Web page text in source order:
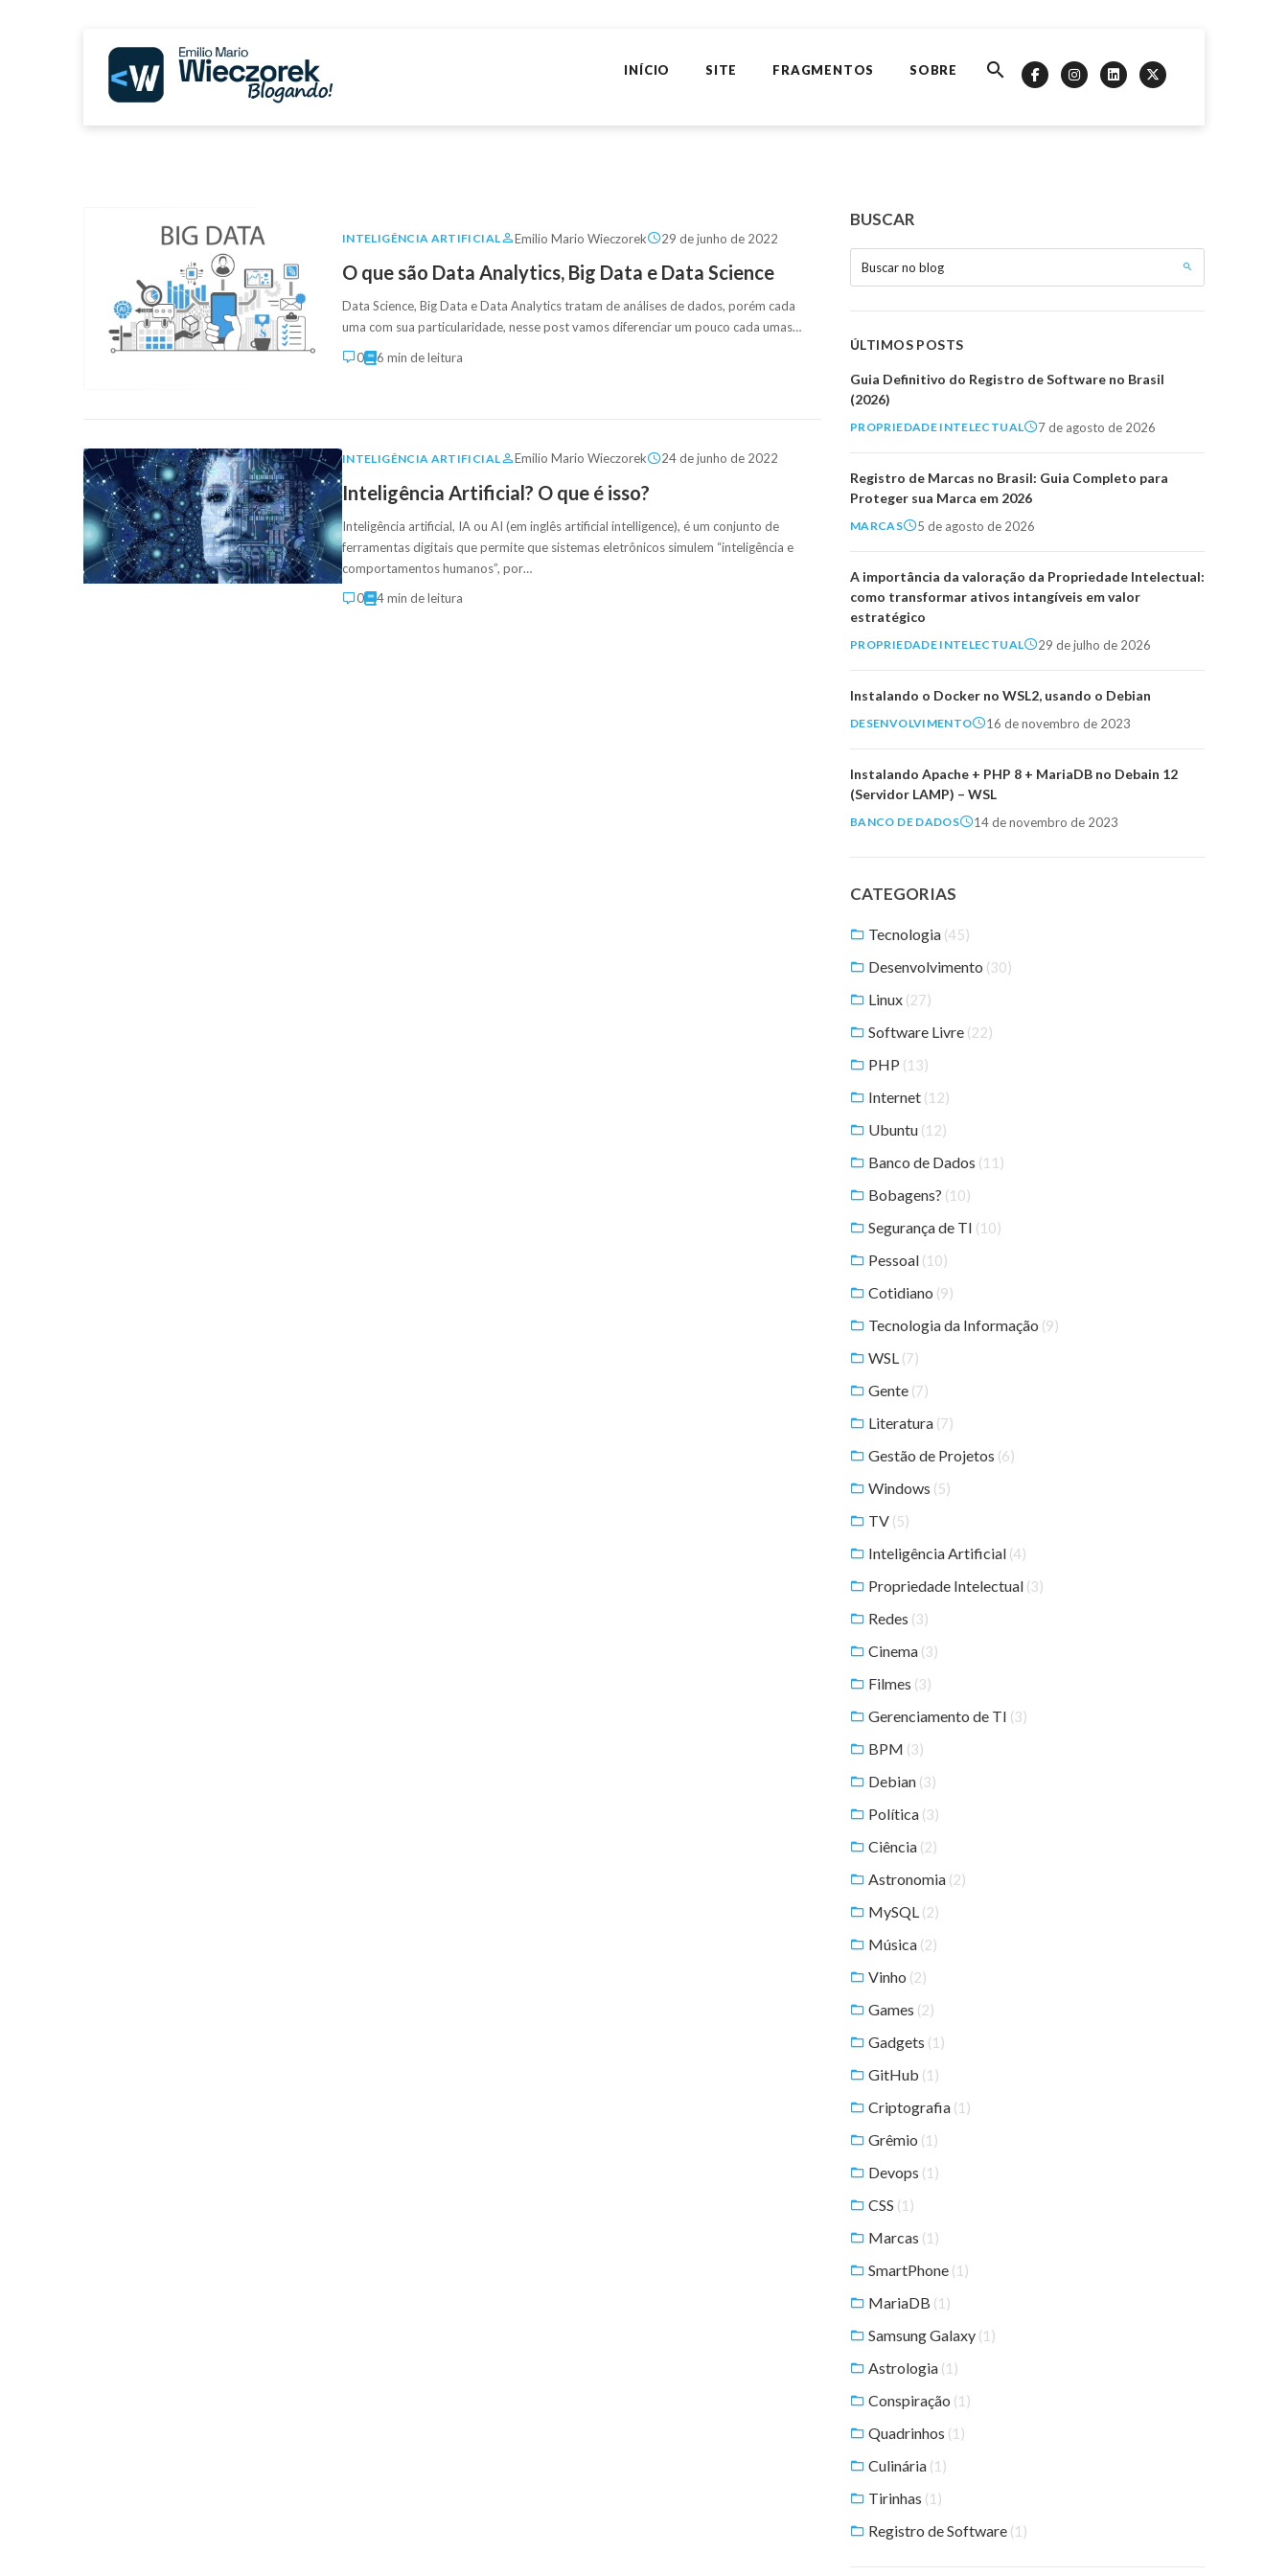
INÍCIO SITE FRAGMENTOS SOBRE
INTELIGÊNCIA ARTIFICIAL Emilio Mario Wieczorek 29 de junho de 2022
O que são Data Analytics, Big Data e Data Science
Data Science, Big Data e Data Analytics tratam de análises de dados, porém cada
uma com sua particularidade, nesse post vamos diferenciar um pouco cada umas…
0
6 min de leitura
INTELIGÊNCIA ARTIFICIAL Emilio Mario Wieczorek 24 de junho de 2022
Inteligência Artificial? O que é isso?
Inteligência artificial, IA ou AI (em inglês artificial intelligence), é um conjunto de
ferramentas digitais que permite que sistemas eletrônicos simulem “inteligência e
comportamentos humanos”, por…
0
4 min de leitura
BUSCAR
Buscar no blog
ÚLTIMOS POSTS
Guia Definitivo do Registro de Software no Brasil
(2026)
PROPRIEDADE INTELECTUAL 7 de agosto de 2026
Registro de Marcas no Brasil: Guia Completo para
Proteger sua Marca em 2026
MARCAS 5 de agosto de 2026
A importância da valoração da Propriedade Intelectual:
como transformar ativos intangíveis em valor
estratégico
PROPRIEDADE INTELECTUAL 29 de julho de 2026
Instalando o Docker no WSL2, usando o Debian
DESENVOLVIMENTO 16 de novembro de 2023
Instalando Apache + PHP 8 + MariaDB no Debain 12
(Servidor LAMP) – WSL
BANCO DE DADOS 14 de novembro de 2023
CATEGORIAS
Tecnologia (45)
Desenvolvimento (30)
Linux (27)
Software Livre (22)
PHP (13)
Internet (12)
Ubuntu (12)
Banco de Dados (11)
Bobagens? (10)
Segurança de TI (10)
Pessoal (10)
Cotidiano (9)
Tecnologia da Informação (9)
WSL (7)
Gente (7)
Literatura (7)
Gestão de Projetos (6)
Windows (5)
TV (5)
Inteligência Artificial (4)
Propriedade Intelectual (3)
Redes (3)
Cinema (3)
Filmes (3)
Gerenciamento de TI (3)
BPM (3)
Debian (3)
Política (3)
Ciência (2)
Astronomia (2)
MySQL (2)
Música (2)
Vinho (2)
Games (2)
Gadgets (1)
GitHub (1)
Criptografia (1)
Grêmio (1)
Devops (1)
CSS (1)
Marcas (1)
SmartPhone (1)
MariaDB (1)
Samsung Galaxy (1)
Astrologia (1)
Conspiração (1)
Quadrinhos (1)
Culinária (1)
Tirinhas (1)
Registro de Software (1)